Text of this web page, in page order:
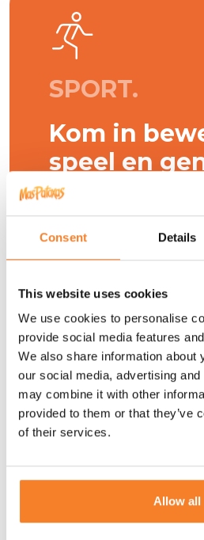
Consent Details
This website uses cookies
We use cookies to personalise
provide social media features
We also share information about
our social media, advertising
may combine it with other
provided to them or that they’ve
of their services.
Allow all
SPORT.
Kom in
speel en
ons voetbalveld om
padelbanen voor
basket telt. Of je nu
met vrienden te spelen
proberen, onze
ontworpen om elke dag
spannend en vol
momenten te maken.